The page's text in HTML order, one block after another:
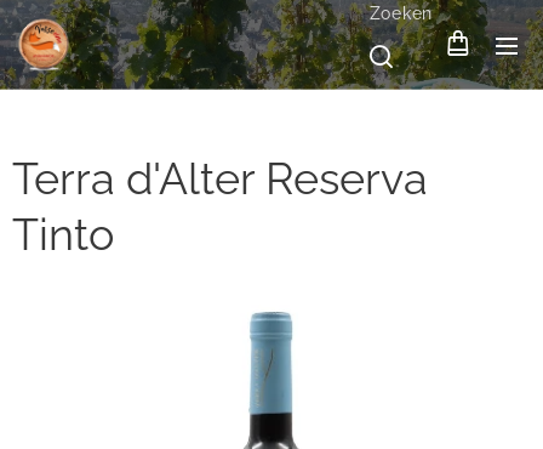
Zoeken
Terra d'Alter Reserva
Tinto